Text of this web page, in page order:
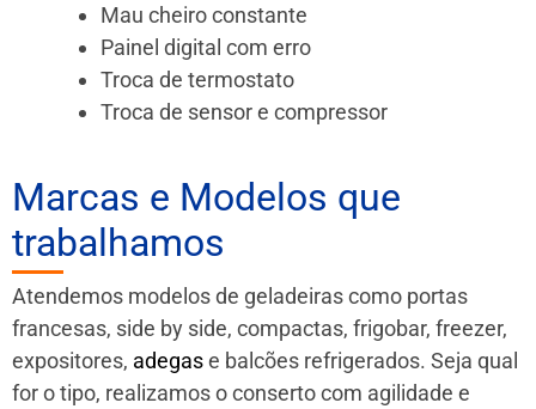
Mau cheiro constante
Painel digital com erro
Troca de termostato
Troca de sensor e compressor
Marcas e Modelos que
trabalhamos
Atendemos modelos de geladeiras como portas
francesas, side by side, compactas, frigobar, freezer,
expositores, adegase balcões refrigerados. Seja qual
for o tipo, realizamos o conserto com agilidade e